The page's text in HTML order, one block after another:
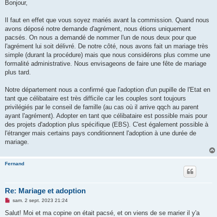
s
g
n
o
l
u
Bonjour,
Il faut en effet que vous soyez mariés avant la commission. Quand nous
avons déposé notre demande d'agrément, nous étions uniquement
pacsés. On nous a demandé de nommer l'un de nous deux pour que
l'agrément lui soit délivré. De notre côté, nous avons fait un mariage très
simple (durant la procédure) mais que nous considérons plus comme une
formalité administrative. Nous envisageons de faire une fête de mariage
plus tard.
Notre département nous a confirmé que l'adoption d'un pupille de l'Etat en
tant que célibataire est très difficile car les couples sont toujours
privilégiés par le conseil de famille (au cas où il arrive qqch au parent
ayant l'agrément). Adopter en tant que célibataire est possible mais pour
des projets d'adoption plus spécifique (EBS). C'est également possible à
l'étranger mais certains pays conditionnent l'adoption à une durée de
mariage.
Fernand
Re: Mariage et adoption
M
s
sam. 2 sept. 2023 21:24
Salut! Moi et ma copine on était pacsé, et on viens de se marier il y'a